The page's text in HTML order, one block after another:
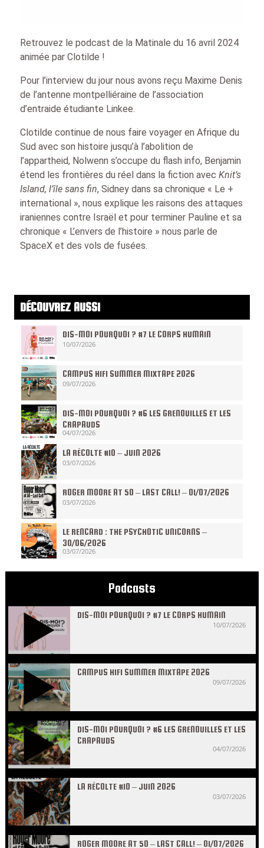
Retrouvez le podcast de la Matinale du 16 avril 2024
animée par Clotilde !
Pour l’interview du jour nous avons reçu Maxime Denis
de l’antenne montpelliéraine de l’association
d’entraide étudiante Linkee.
Clotilde continue de nous faire voyager en Afrique du
Sud avec son histoire jusqu’à l’abolition de
l’appartheid, Nolwenn s’occupe du flash info, Benjamin
étend les frontières du réel dans la fiction avec Knit’s
Island, l’île sans fin, Sidney dans sa chronique « Le +
international », nous explique les raisons des attaques
iraniennes contre Israël et pour terminer Pauline et sa
chronique « L’envers de l’histoire » nous parle de
SpaceX et des vols de fusées.
DÉCOUVREZ AUSSI
DIS-MOI POURQUOI ? #7 LE CORPS HUMAIN
10/07/2026
CAMPUS HIFI SUMMER MIXTAPE 2026
09/07/2026
DIS-MOI POURQUOI ? #6 LES GRENOUILLES ET LES
CRAPAUDS
04/07/2026
LA RÉCOLTE #10 – JUIN 2026
03/07/2026
ROGER MOORE AT 50 – LAST CALL! – 01/07/2026
03/07/2026
LE RENCARD : THE PSYCHOTIC UNICORNS –
30/06/2026
03/07/2026
Podcasts
DIS-MOI POURQUOI ? #7 LE CORPS HUMAIN
10/07/2026
CAMPUS HIFI SUMMER MIXTAPE 2026
09/07/2026
DIS-MOI POURQUOI ? #6 LES GRENOUILLES ET LES
CRAPAUDS
04/07/2026
LA RÉCOLTE #10 – JUIN 2026
03/07/2026
ROGER MOORE AT 50 – LAST CALL! – 01/07/2026